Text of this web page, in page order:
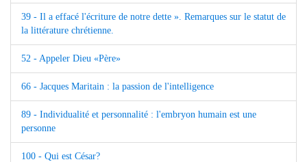
39 - Il a effacé l'écriture de notre dette ». Remarques sur le statut de
la littérature chrétienne.
52 - Appeler Dieu «Père»
66 - Jacques Maritain : la passion de l'intelligence
89 - Individualité et personnalité : l'embryon humain est une
personne
100 - Qui est César?